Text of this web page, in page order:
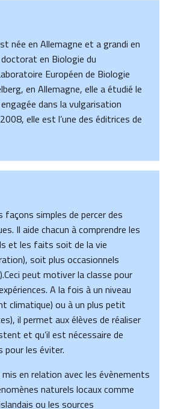
née en Allemagne et a grandi en
en Biologie du
Européen de Biologie
en Allemagne, elle a étudié le
dans la vulgarisation
elle est l’une des éditrices de
façons simples de percer des
Il aide chacun à comprendre les
et les faits soit de la vie
soit plus occasionnels
peut motiver la classe pour
A la fois à un niveau
climatique) ou à un plus petit
il permet aux élèves de réaliser
et qu’il est nécessaire de
pour les éviter.
en relation avec les évènements
naturels locaux comme
ou les sources